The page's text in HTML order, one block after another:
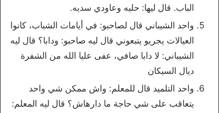
الباب. قال ليها: حليه وعاودي سديه.
واحد الشيباني قال لصاحبو: في أيامات الشباب، كانوا
العيالات يجريو يتبعوني قال ليه صاحبو: ودابا؟ قال ليه
الشيباني: لا دابا صافي، عفى عليا الله من الشفرة
ديال السيكان
واحد التلميد قال للمعلم: واش ممكن شي واحد
يتعاقب على شي حاجة ما دارهاش؟ قال ليه المعلم: